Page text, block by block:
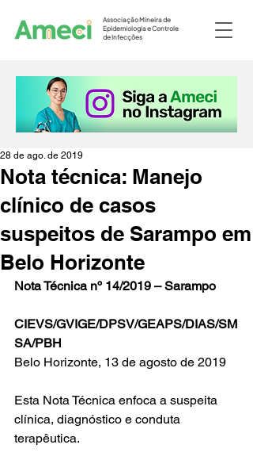
Associação Mineira de
Epidemiologia e Controle
de Infecções
Nota técnica: Manejo
clínico de casos
suspeitos de Sarampo em
Belo Horizonte
28 de ago. de 2019
Nota Técnica nº 14/2019 – Sarampo
CIEVS/GVIGE/DPSV/GEAPS/DIAS/SM
SA/PBH
Belo Horizonte, 13 de agosto de 2019
Esta Nota Técnica enfoca a suspeita
clínica, diagnóstico e conduta
terapêutica.